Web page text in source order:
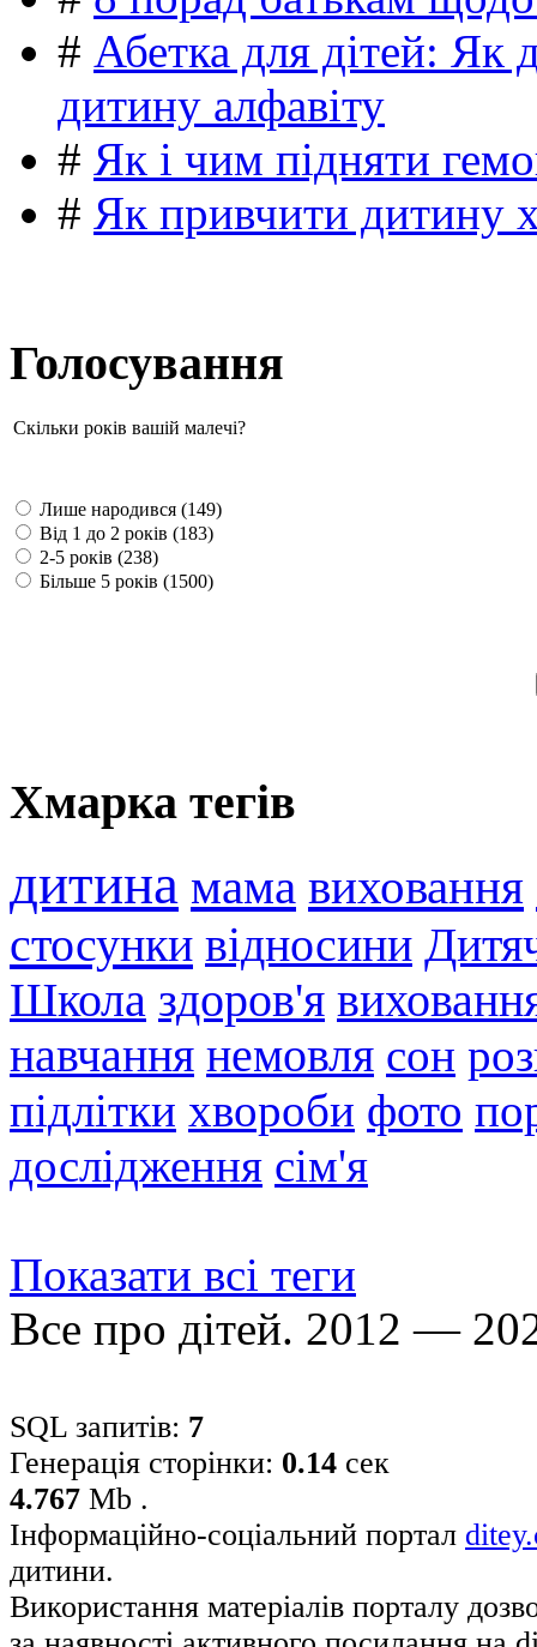
# Абетка для дітей: Як
дитину алфавіту
# Як і чим підняти
# Як привчити дитину
Голосування
Скільки років вашій малечі?
Лише народився (149)
Від 1 до 2 років (183)
2-5 років (238)
Більше 5 років (1500)
Хмарка тегів
дитина мама виховання
стосунки відносини
Школа здоров'я
навчання немовля сон
підлітки хвороби фото
дослідження сім'я
Показати всі теги
Все про дітей. 2012 —
SQL запитів: 7
Генерація сторінки: 0.14 сек
4.767 Mb .
Інформаційно-соціальний портал
дитини.
Використання матеріалів порталу